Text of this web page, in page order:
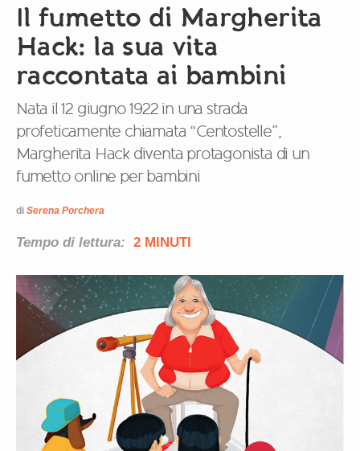
Il fumetto di Margherita
Hack: la sua vita
raccontata ai bambini
Nata il 12 giugno 1922 in una strada
profeticamente chiamata “Centostelle”,
Margherita Hack diventa protagonista di un
fumetto online per bambini
di Serena Porchera
Tempo di lettura: 2 MINUTI